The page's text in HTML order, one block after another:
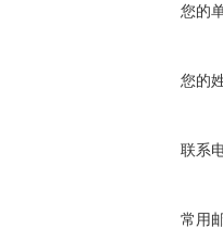
您的
您的
联系
常用